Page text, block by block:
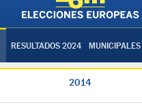
RESULTADOS 2024 MUNICIPALES
2014